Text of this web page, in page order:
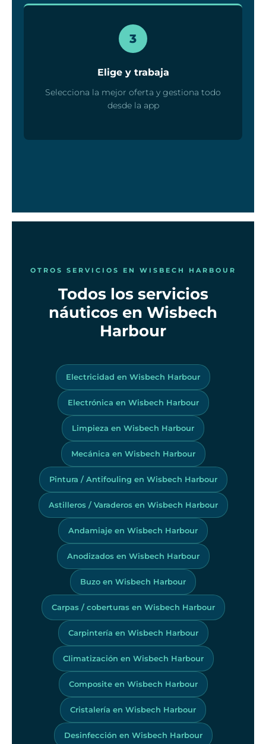
3
Elige y trabaja
Selecciona la mejor oferta y gestiona todo
desde la app
OTROS SERVICIOS EN WISBECH HARBOUR
Todos los servicios
náuticos en Wisbech
Harbour
Electricidad en Wisbech Harbour
Electrónica en Wisbech Harbour
Limpieza en Wisbech Harbour
Mecánica en Wisbech Harbour
Pintura / Antifouling en Wisbech Harbour
Astilleros / Varaderos en Wisbech Harbour
Andamiaje en Wisbech Harbour
Anodizados en Wisbech Harbour
Buzo en Wisbech Harbour
Carpas / coberturas en Wisbech Harbour
Carpintería en Wisbech Harbour
Climatización en Wisbech Harbour
Composite en Wisbech Harbour
Cristalería en Wisbech Harbour
Desinfección en Wisbech Harbour